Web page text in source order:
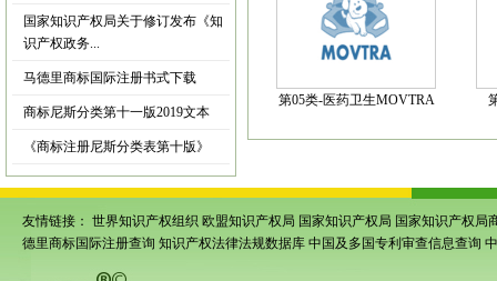
国家知识产权局关于修订发布《知
识产权政务...
马德里商标国际注册书式下载
商标尼斯分类第十一版2019文本
《商标注册尼斯分类表第十版》
第05类-医药卫生MOVTRA
友情链接： 世界知识产权组织 欧盟知识产权局 国家知识产权局 国家知识产权局
德里商标国际注册查询 知识产权法律法规数据库 中国及多国专利审查信息查询